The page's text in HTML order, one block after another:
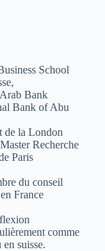
School
Bank
Bank of Abu
de la London
Recherche
Paris
du conseil
France
comme
suisse.